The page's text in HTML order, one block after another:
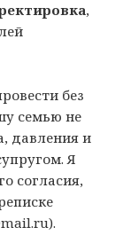
,
без
семью не
давления и
Я
согласия,